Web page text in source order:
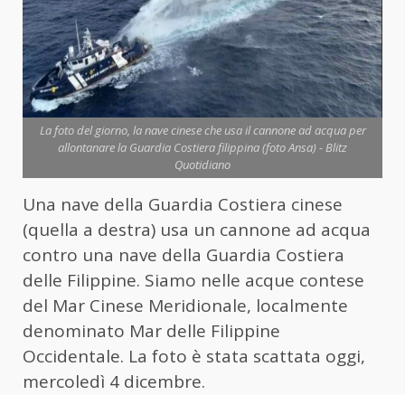
La foto del giorno, la nave cinese che usa il cannone ad acqua per
allontanare la Guardia Costiera filippina (foto Ansa) - Blitz
Quotidiano
Una nave della Guardia Costiera cinese
(quella a destra) usa un cannone ad acqua
contro una nave della Guardia Costiera
delle Filippine. Siamo nelle acque contese
del Mar Cinese Meridionale, localmente
denominato Mar delle Filippine
Occidentale. La foto è stata scattata oggi,
mercoledì 4 dicembre.